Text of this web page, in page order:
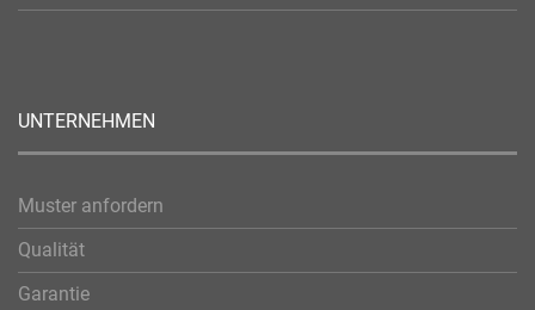
UNTERNEHMEN
Muster anfordern
Qualität
Garantie